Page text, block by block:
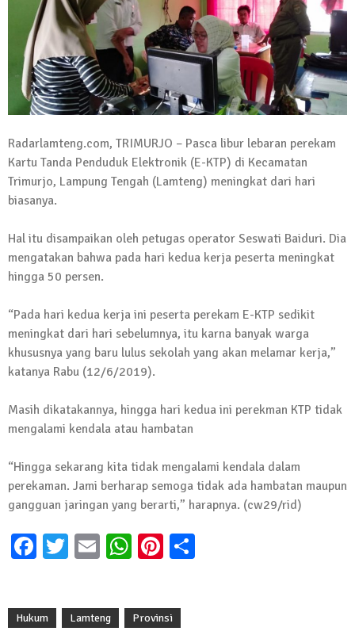
Kadus Untuk Mundur
4 September 2025 | 15:40
News Flash
iklan ucapan HUT RI
20 Agustus 2025 | 14:43
Maling Jebol Plafon Konter HP di
Rumbia, Pelaku Ditangkap di Lamtim
26 Juli 2025 | 10:33
Kejari Geledah Kantor Disporapar
Lamteng Terkait Dugaan Korupsi Dana
Hibah Koni
News Flash
Berikut Jadwal Debat Kandidat Cabup-
Cawabup Lampung Tengah
13 Oktober 2024 | 12:22
Jumat Berkah SMSI Tulang Bawang
Sasar Sejumlah Warga Kurang Mampu
News Flash
Dengan Semangat Muda, Ida Bagus
Wisnu Pujana Mengambil Berkas
Lamtim
Melalui Dumas, Ketua SMSI Waykanan
Laporkan Kasus Pengeroyokan yang
Radarlamteng.com, TRIMURJO – Pasca libur lebaran perekam
Kartu Tanda Penduduk Elektronik (E-KTP) di Kecamatan
Trimurjo, Lampung Tengah (Lamteng) meningkat dari hari
biasanya.
Hal itu disampaikan oleh petugas operator Seswati Baiduri. Dia
mengatakan bahwa pada hari kedua kerja peserta meningkat
hingga 50 persen.
“Pada hari kedua kerja ini peserta perekam E-KTP sedikit
meningkat dari hari sebelumnya, itu karna banyak warga
khususnya yang baru lulus sekolah yang akan melamar kerja,”
katanya Rabu (12/6/2019).
Masih dikatakannya, hingga hari kedua ini perekman KTP tidak
mengalami kendala atau hambatan
“Hingga sekarang kita tidak mengalami kendala dalam
perekaman. Jami berharap semoga tidak ada hambatan maupun
gangguan jaringan yang berarti,” harapnya. (cw29/rid)
Facebook
Twitter
EmailWhatsApp
Pinterest
Hukum Lamteng Provinsi